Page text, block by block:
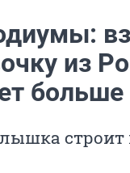
из
строит